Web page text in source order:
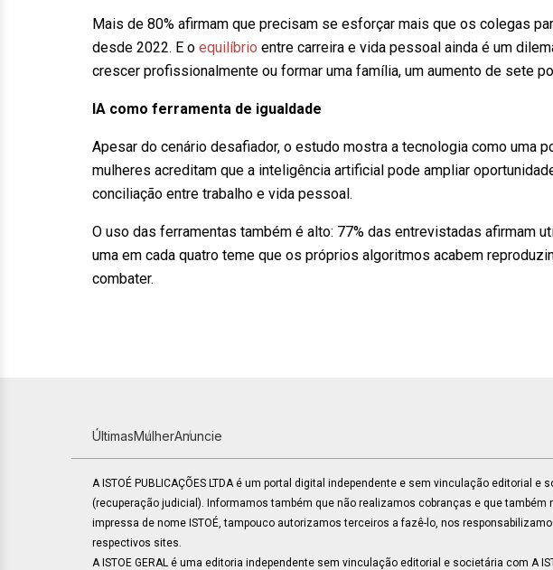
Mais de 80% afirmam que precisam se esforçar mais que os colegas
desde 2022. E o equilíbrio entre carreira e vida pessoal ainda é um
crescer profissionalmente ou formar uma família, um aumento de sete
IA como ferramenta de igualdade
Apesar do cenário desafiador, o estudo mostra a tecnologia como uma
mulheres acreditam que a inteligência artificial pode ampliar
conciliação entre trabalho e vida pessoal.
O uso das ferramentas também é alto: 77% das entrevistadas afirmam
uma em cada quatro teme que os próprios algoritmos acabem
combater.
ÚltimasMulherAnuncie
A ISTOÉ PUBLICAÇÕES LTDA é um portal digital independente e sem vinculação editorial e
(recuperação judicial). Informamos também que não realizamos cobranças e que
impressa de nome ISTOÉ, tampouco autorizamos terceiros a fazê-lo, nos
respectivos sites.
A ISTOE GERAL é uma editoria independente sem vinculação editorial e societária com A